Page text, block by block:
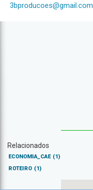
3bproducoes@gmail.com
Relacionados
ECONOMIA_CAE (1)
ROTEIRO (1)